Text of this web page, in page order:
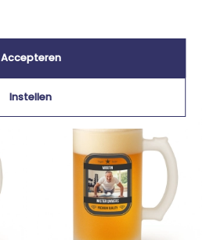
Accepteren
Instellen